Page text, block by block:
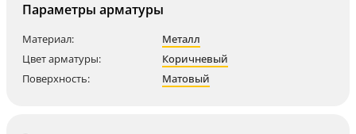
Параметры арматуры
Материал:
Металл
Цвет арматуры:
Коричневый
Поверхность:
Матовый